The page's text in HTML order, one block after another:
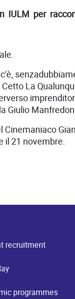
IULM per
La
Giulio
il 21 novembre.
recruitment
programmes